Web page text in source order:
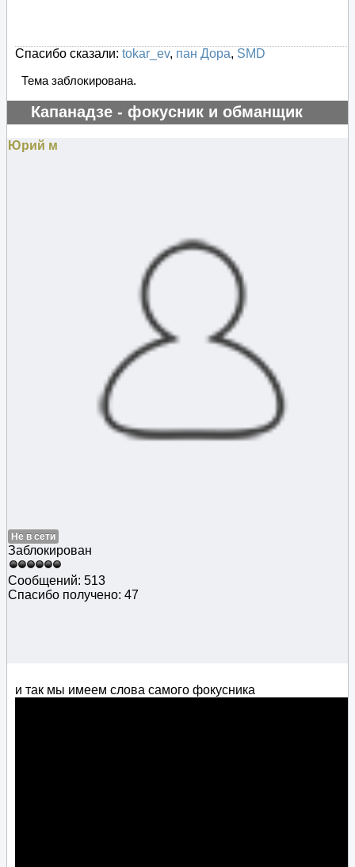
Спасибо сказали: tokar_ev, пан Дора, SMD
Тема заблокирована.
Капанадзе - фокусник и обманщик
Юрий м
Не в сети
Заблокирован
Сообщений: 513
Спасибо получено: 47
и так мы имеем слова самого фокусника